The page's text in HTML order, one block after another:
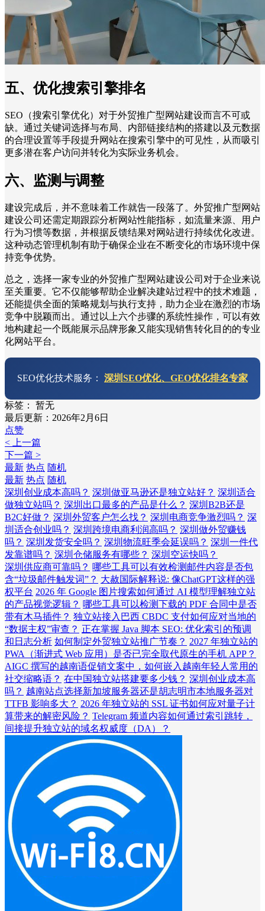
五、优化搜索引擎排名
SEO（搜索引擎优化）对于外贸推广型网站建设而言不可或
缺。通过关键词选择与布局、内部链接结构的搭建以及元数据
的合理设置等手段提升网站在搜索引擎中的可见性，从而吸引
更多潜在客户访问并转化为实际业务机会。
六、监测与调整
建设完成后，并不意味着工作就告一段落了。外贸推广型网站
建设公司还需定期跟踪分析网站性能指标，如流量来源、用户
行为习惯等数据，并根据反馈结果对网站进行持续优化改进。
这种动态管理机制有助于确保企业在不断变化的市场环境中保
持竞争优势。
总之，选择一家专业的外贸推广型网站建设公司对于企业来说
至关重要。它不仅能够帮助企业解决建站过程中的技术难题，
还能提供全面的策略规划与执行支持，助力企业在激烈的市场
竞争中脱颖而出。通过以上六个步骤的系统性操作，可以有效
地构建起一个既能展示品牌形象又能实现销售转化目的的专业
化网站平台。
SEO优化技术服务： 深圳SEO优化、GEO优化排名专家
标签：
暂无
最后更新：2026年2月6日
点赞
< 上一篇
下一篇 >
最新 热点 随机
最新 热点 随机
深圳创业成本高吗？ 深圳做亚马逊还是独立站好？ 深圳适合
做独立站吗？ 深圳出口最多的产品是什么？ 深圳B2B还是
B2C好做？ 深圳外贸客户怎么找？ 深圳电商竞争激烈吗？ 深
圳适合创业吗？ 深圳跨境电商利润高吗？ 深圳做外贸赚钱
吗？ 深圳发货安全吗？ 深圳物流旺季会延误吗？ 深圳一件代
发靠谱吗？ 深圳仓储服务有哪些？ 深圳空运快吗？
深圳供应商可靠吗？ 哪些工具可以有效检测邮件内容是否包
含“垃圾邮件触发词”？ 大赦国际解释说: 像ChatGPT这样的强
权平台 2026 年 Google 图片搜索如何通过 AI 模型理解独立站
的产品视觉逻辑？ 哪些工具可以检测下载的 PDF 合同中是否
带有木马插件？ 独立站接入巴西 CBDC 支付如何应对当地的
“数据主权”审查？ 正在掌握 Java 脚本 SEO: 优化索引的预调
和日志分析 如何制定外贸独立站推广节奏？ 2027 年独立站的
PWA（渐进式 Web 应用）是否已完全取代原生的手机 APP？
AIGC 撰写的越南语促销文案中，如何嵌入越南年轻人常用的
社交缩略语？ 在中国独立站搭建要多少钱？ 深圳创业成本高
吗？ 越南站点选择新加坡服务器还是胡志明市本地服务器对
TTFB 影响多大？ 2026 年独立站的 SSL 证书如何应对量子计
算带来的解密风险？ Telegram 频道内容如何通过索引跳转，
间接提升独立站的域名权威度（DA）？